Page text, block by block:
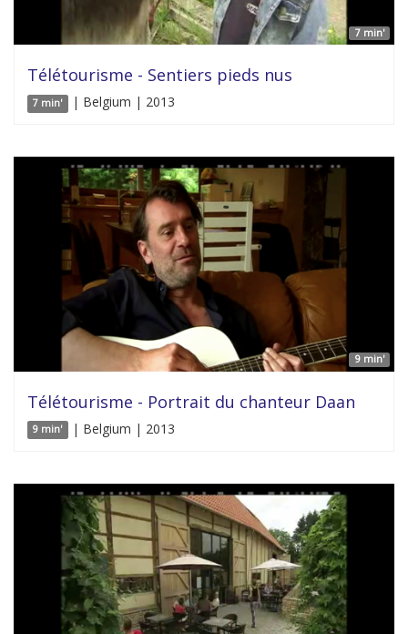
7 min'
Télétourisme - Sentiers pieds nus
7 min' | Belgium | 2013
9 min'
Télétourisme - Portrait du chanteur Daan
9 min' | Belgium | 2013